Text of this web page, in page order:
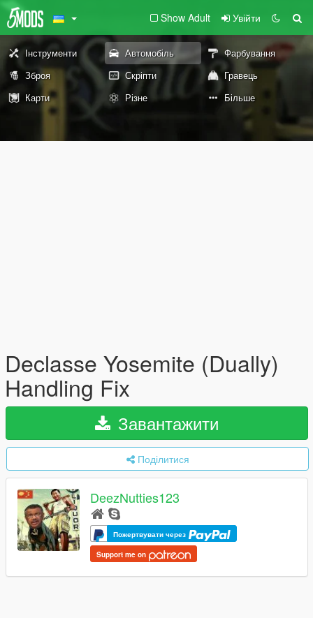
Show Adult Увійти
Інструменти Автомобіль
Фарбування
Зброя
Скріпти
Гравець
Карти
Різне Більше
Declasse Yosemite (Dually)
Handling Fix
Завантажити
Поділитися
DeezNutties123
Пожертвувати через
Support me on